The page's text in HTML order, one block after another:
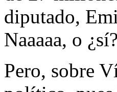
diputado,
Naaaaa, o ¿sí?
Pero, sobre